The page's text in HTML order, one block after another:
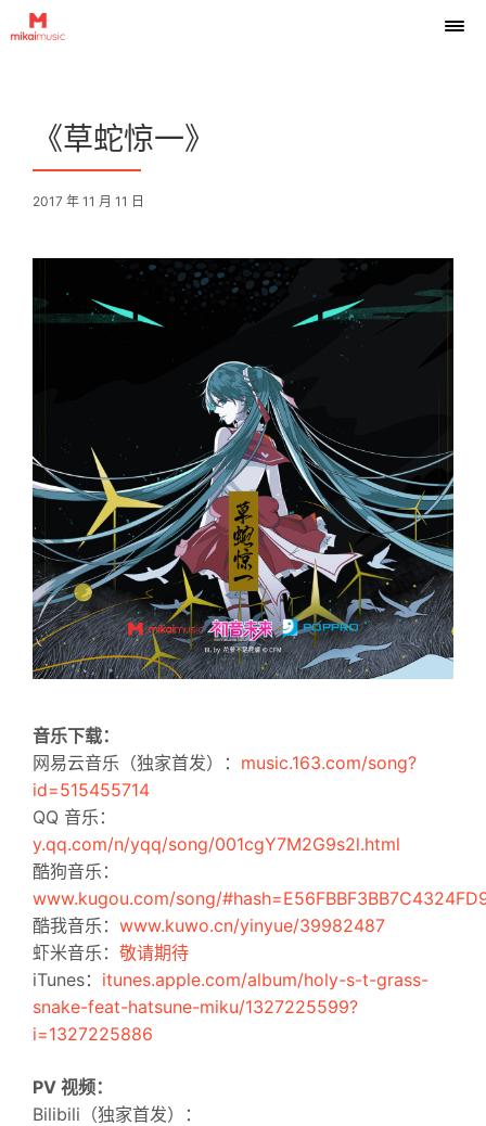
《草蛇惊一》
2017 年 11 月 11 日
音乐下载：
网易云音乐（独家首发）： music.163.com/song?
id=515455714
QQ 音乐：
y.qq.com/n/yqq/song/001cgY7M2G9s2l.html
酷狗音乐：
www.kugou.com/song/
酷我音乐： www.kuwo.cn/yinyue/39982487
虾米音乐： 敬请期待
iTunes： itunes.apple.com/album/holy-s-t-grass-
snake-feat-hatsune-miku/1327225599?
i=1327225886
PV 视频：
Bilibili（独家首发）：